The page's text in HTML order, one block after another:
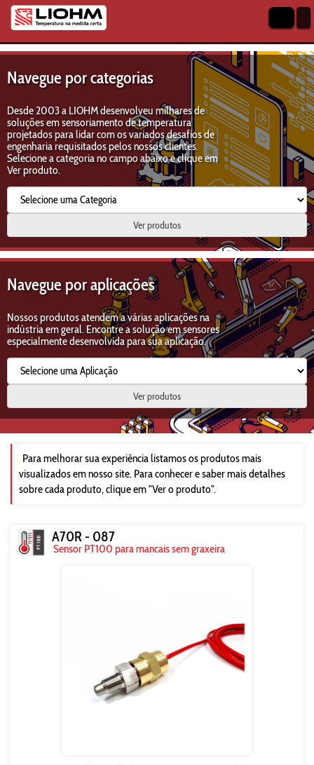
Navegue por categorias
Desde 2003 a LIOHM desenvolveu milhares de
soluções em sensoriamento de temperatura
projetados para lidar com os variados desafios de
engenharia requisitados pelos nossos clientes.
Selecione a categoria no campo abaixo e clique em
Ver produto.
Ver produtos
Navegue por aplicações
Nossos produtos atendem a várias aplicações na
indústria em geral. Encontre a solução em sensores
especialmente desenvolvida para sua aplicação.
Ver produtos
Para melhorar sua experiência listamos os produtos mais
visualizados em nosso site. Para conhecer e saber mais detalhes
sobre cada produto, clique em "Ver o produto".
A70R - 087
Sensor PT100 para mancais sem graxeira